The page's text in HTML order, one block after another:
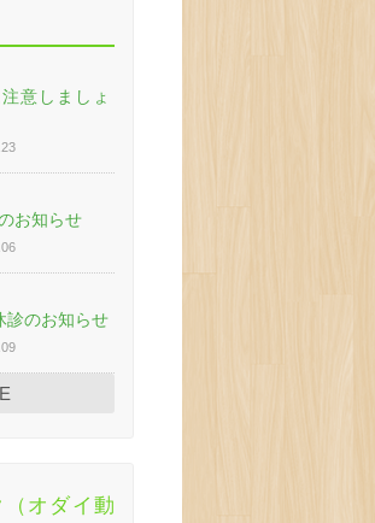
意しましょ
お知らせ
診のお知らせ
オダイ動